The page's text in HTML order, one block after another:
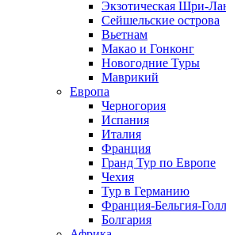
Экзотическая Шри-
Сейшельские острова
Вьетнам
Макао и Гонконг
Новогодние Туры
Маврикий
Европа
Черногория
Испания
Италия
Франция
Гранд Тур по Европе
Чехия
Тур в Германию
Франция-Бельгия-
Болгария